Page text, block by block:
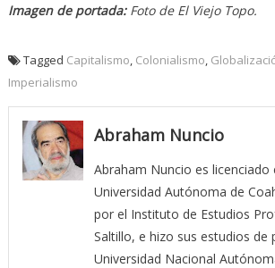
Imagen de portada:Foto de El Viejo Topo.
Tagged Capitalismo Colonialismo
Imperialismo
Abraham Nuncio
Abraham Nuncio es
Universidad Autónoma de
por el Instituto de Estudios
Saltillo, e hizo sus estudios de
Universidad Nacional